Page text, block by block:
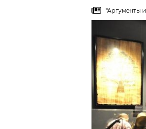
"Аргументы